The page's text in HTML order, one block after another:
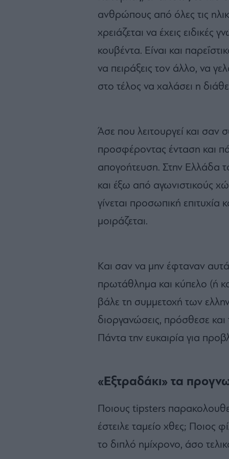
ανθρώπους από όλες τις
χρειάζεται να έχεις ειδικές
κουβέντα. Είναι και
να πειράξεις τον άλλο, να
στο τέλος να χαλάσει η
Άσε που λειτουργεί και σαν
προσφέροντας ένταση και
απογοήτευση. Στην Ελλάδα
και έξω από αγωνιστικούς
γίνεται προσωπική επιτυχία
μοιράζεται.
Και σαν να μην έφταναν
πρωτάθλημα και κύπελο (ή
βάλε τη συμμετοχή των
διοργανώσεις, πρόσθεσε και
Πάντα την ευκαιρία για
«Εξτραδάκι» τα
Ποιους tipsters
έστειλε ταμείο χθες; Ποιος
το διπλό ημίχρονο, άσο